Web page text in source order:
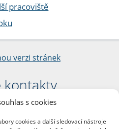
s cookies
cookies a další sledovací nástroje
pracoviště
verzi stránek
kontakty
fakulta
Palacha 1/2